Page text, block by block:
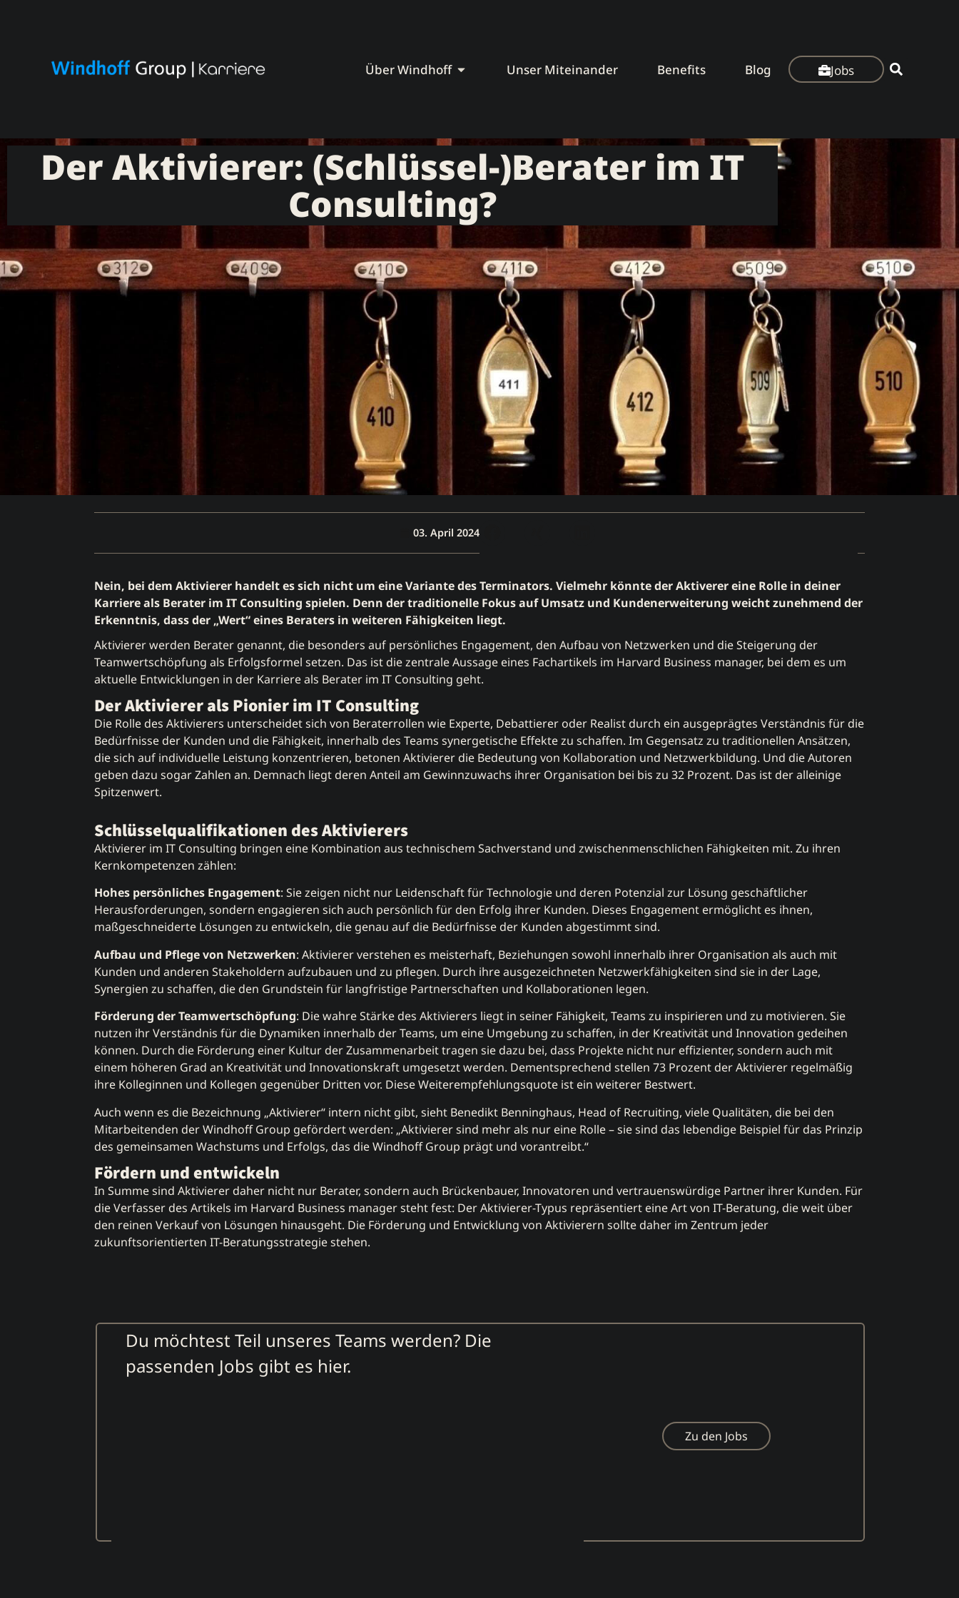
Über Windhoff Unser Miteinander Benefits Blog Jobs
Der Aktivierer: (Schlüssel-)Berater im IT
Consulting?
03. April 2024
Nein, bei dem Aktivierer handelt es sich nicht um eine Variante des Terminators. Vielmehr könnte der Aktiverer eine Rolle in deiner
Karriere als Berater im IT Consulting spielen. Denn der traditionelle Fokus auf Umsatz und Kundenerweiterung weicht zunehmend der
Erkenntnis, dass der „Wert“ eines Beraters in weiteren Fähigkeiten liegt.
Aktivierer werden Berater genannt, die besonders auf persönliches Engagement, den Aufbau von Netzwerken und die Steigerung der
Teamwertschöpfung als Erfolgsformel setzen. Das ist diezentrale Aussage eines Fachartikels im Harvard Business manager, bei dem es um
aktuelle Entwicklungen in der Karriere als Berater im IT Consulting geht.
Der Aktivierer als Pionier im IT Consulting
Die Rolle des Aktivierers unterscheidet sich von Beraterrollen wie Experte, Debattierer oder Realist durch ein ausgeprägtes Verständnis für die
Bedürfnisse der Kunden und die Fähigkeit, innerhalb des Teams synergetische Effekte zu schaffen. Im Gegensatz zu traditionellen Ansätzen,
die sich auf individuelle Leistung konzentrieren, betonen Aktivierer die Bedeutung von Kollaboration und Netzwerkbildung. Und die Autoren
geben dazu sogar Zahlen an. Demnach liegt deren Anteil am Gewinnzuwachs ihrer Organisation bei bis zu 32 Prozent. Das ist der alleinige
Spitzenwert.
Schlüsselqualifikationen des Aktivierers
Aktivierer im IT Consulting bringen eine Kombination aus technischem Sachverstand und zwischenmenschlichen Fähigkeiten mit. Zu ihren
Kernkompetenzen zählen:
Hohes persönliches Engagement: Sie zeigen nicht nur Leidenschaft für Technologie und deren Potenzial zur Lösung geschäftlicher
Herausforderungen, sondern engagieren sich auch persönlich für den Erfolg ihrer Kunden. Dieses Engagement ermöglicht es ihnen,
maßgeschneiderte Lösungen zu entwickeln, die genau auf die Bedürfnisse der Kunden abgestimmt sind.
Aufbau und Pflege von Netzwerken: Aktivierer verstehen es meisterhaft, Beziehungen sowohl innerhalb ihrer Organisation als auch mit
Kunden und anderen Stakeholdern aufzubauen und zu pflegen. Durch ihre ausgezeichneten Netzwerkfähigkeiten sind sie in der Lage,
Synergien zu schaffen, die den Grundstein für langfristige Partnerschaften und Kollaborationen legen.
Förderung der Teamwertschöpfung: Die wahre Stärke des Aktivierers liegt in seiner Fähigkeit, Teams zu inspirieren und zu motivieren. Sie
nutzen ihr Verständnis für die Dynamiken innerhalb der Teams, um eine Umgebung zu schaffen, in der Kreativität und Innovation gedeihen
können. Durch die Förderung einer Kultur der Zusammenarbeit tragen sie dazu bei, dass Projekte nicht nur effizienter, sondern auch mit
einem höheren Grad an Kreativität und Innovationskraft umgesetzt werden. Dementsprechend stellen 73 Prozent der Aktivierer regelmäßig
ihre Kolleginnen und Kollegen gegenüber Dritten vor. Diese Weiterempfehlungsquote ist ein weiterer Bestwert.
Auch wenn es die Bezeichnung „Aktivierer“ intern nicht gibt, sieht Benedikt Benninghaus, Head of Recruiting, viele Qualitäten, die bei den
Mitarbeitenden der Windhoff Group gefördert werden: „Aktivierer sind mehr als nur eine Rolle – sie sind das lebendige Beispiel für das Prinzip
des gemeinsamen Wachstums und Erfolgs, das die Windhoff Group prägt und vorantreibt.“
Fördern und entwickeln
In Summe sind Aktivierer daher nicht nur Berater, sondern auch Brückenbauer, Innovatoren und vertrauenswürdige Partner ihrer Kunden. Für
die Verfasser des Artikels im Harvard Business manager steht fest: Der Aktivierer-Typus repräsentiert eine Art von IT-Beratung, die weit über
den reinen Verkauf von Lösungen hinausgeht. Die Förderung und Entwicklung von Aktivierern sollte daher im Zentrum jeder
zukunftsorientierten IT-Beratungsstrategie stehen.
Du möchtest Teil unseres Teams werden? Die
passenden Jobs gibt es hier.
Zu den Jobs